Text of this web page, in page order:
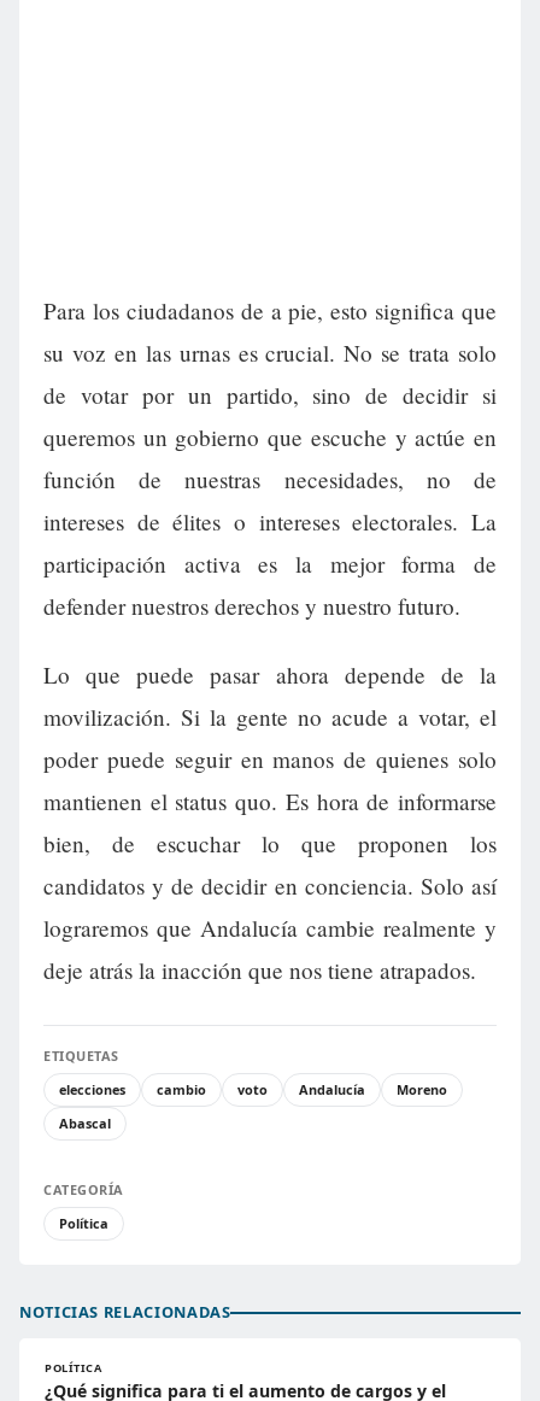
Para los ciudadanos de a pie, esto significa que
su voz en las urnas es crucial. No se trata solo
de votar por un partido, sino de decidir si
queremos un gobierno que escuche y actúe en
función de nuestras necesidades, no de
intereses de élites o intereses electorales. La
participación activa es la mejor forma de
defender nuestros derechos y nuestro futuro.
Lo que puede pasar ahora depende de la
movilización. Si la gente no acude a votar, el
poder puede seguir en manos de quienes solo
mantienen el status quo. Es hora de informarse
bien, de escuchar lo que proponen los
candidatos y de decidir en conciencia. Solo así
lograremos que Andalucía cambie realmente y
deje atrás la inacción que nos tiene atrapados.
ETIQUETAS
elecciones
cambio voto Andalucía
Moreno
Abascal
CATEGORÍA
Política
NOTICIAS RELACIONADAS
POLÍTICA
¿Qué significa para ti el aumento de cargos y el